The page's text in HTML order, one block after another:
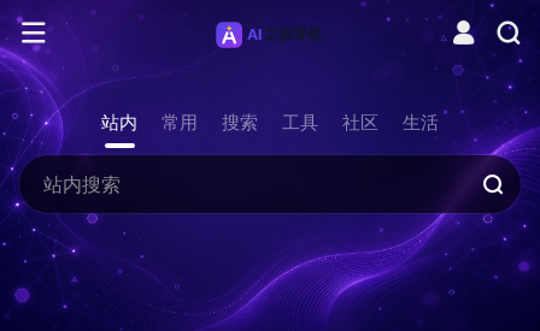
站内 常用 搜索 工具 社区 生活